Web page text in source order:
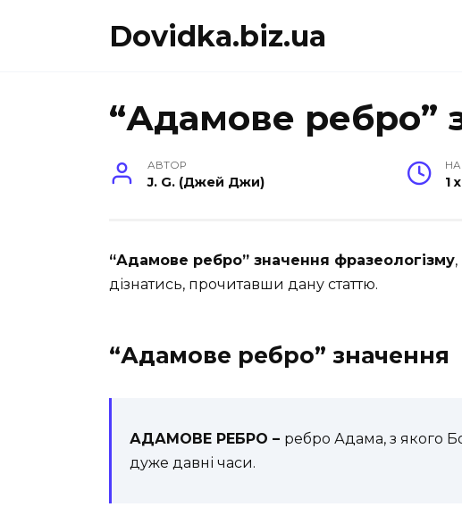
Dovidka.biz.ua
“Адамове ребро”
АВТОР
J. G. (Джей Джи) 1
“Адамове ребро” значення фразеологізму
дізнатись, прочитавши дану статтю.
“Адамове ребро” значення
АДАМОВЕ РЕБРО – ребро Адама, з якого
дуже давні часи.